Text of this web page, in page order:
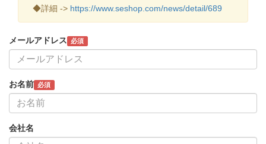
◆詳細 -> https://www.seshop.com/news/detail/689
メールアドレス 必須
お名前 必須
会社名